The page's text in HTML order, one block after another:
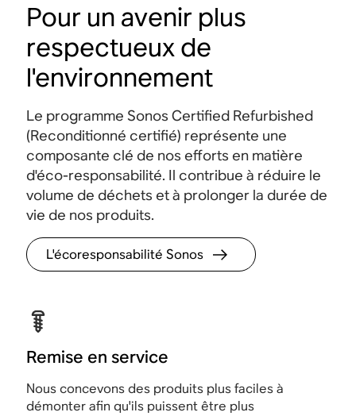
Pour un avenir plus
respectueux de
l'environnement
Le programme Sonos Certified Refurbished
(Reconditionné certifié) représente une
composante clé de nos efforts en matière
d'éco-responsabilité. Il contribue à réduire le
volume de déchets et à prolonger la durée de
vie de nos produits.
L'écoresponsabilité Sonos
Remise en service
Nous concevons des produits plus faciles à
démonter afin qu'ils puissent être plus